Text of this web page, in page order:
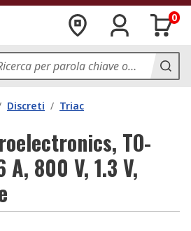
0
Discreti / Triac
TO-
800 V, 1.3 V,